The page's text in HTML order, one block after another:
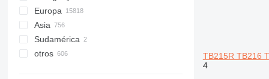
W-series
289D
301
302
303
535
536
537
540
Europa
Polonia
Rumanía
Países Bajos
Asia
China
Turquía
Sudamérica
Chile
otros
TB215R TB216
4